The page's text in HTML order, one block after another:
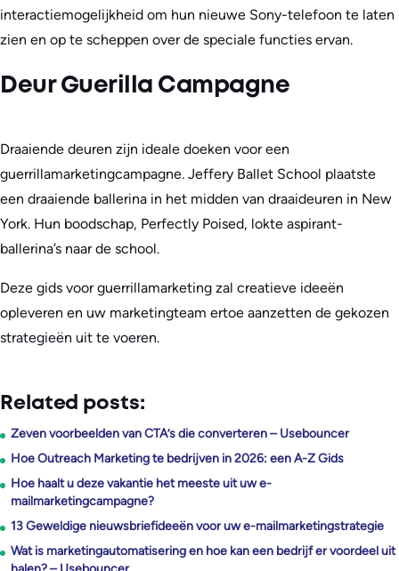
interactiemogelijkheid om hun nieuwe Sony-telefoon te laten
zien en op te scheppen over de speciale functies ervan.
Deur Guerilla Campagne
Draaiende deuren zijn ideale doeken voor een
guerrillamarketingcampagne. Jeffery Ballet School plaatste
een draaiende ballerina in het midden van draaideuren in New
York. Hun boodschap, Perfectly Poised, lokte aspirant-
ballerina’s naar de school.
Deze gids voor guerrillamarketing zal creatieve ideeën
opleveren en uw marketingteam ertoe aanzetten de gekozen
strategieën uit te voeren.
Related posts:
Zeven voorbeelden van CTA’s die converteren – Usebouncer
Hoe Outreach Marketing te bedrijven in 2026: een A-Z Gids
Hoe haalt u deze vakantie het meeste uit uw e-
mailmarketingcampagne?
13 Geweldige nieuwsbriefideeën voor uw e-mailmarketingstrategie
Wat is marketingautomatisering en hoe kan een bedrijf er voordeel uit